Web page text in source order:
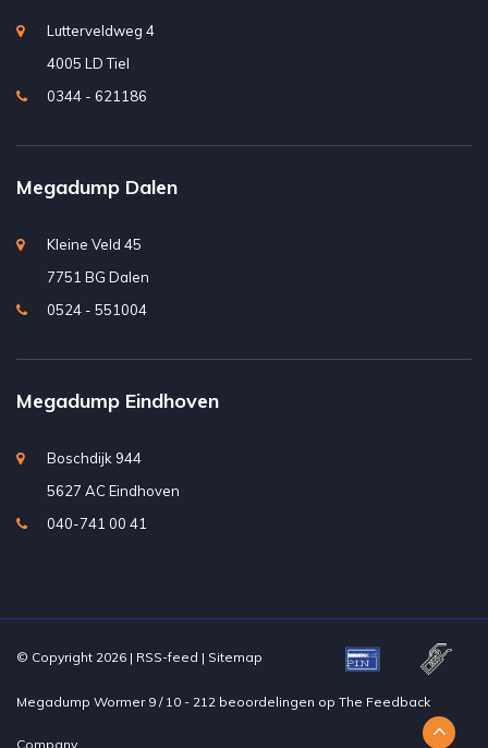
Lutterveldweg 4
4005 LD Tiel
0344 - 621186
Megadump Dalen
Kleine Veld 45
7751 BG Dalen
0524 - 551004
Megadump Eindhoven
Boschdijk 944
5627 AC Eindhoven
040-741 00 41
© Copyright 2026 | RSS-feed | Sitemap
Megadump Wormer 9 / 10 - 212 beoordelingen op The Feedback
Company